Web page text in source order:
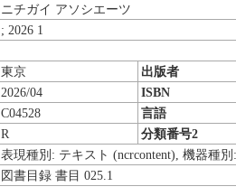
ニチガイ アソシエーツ
; 2026 1
東京
出版者
2026/04
ISBN
C04528
言語
R
分類番号2
表現種別: テキスト (ncrcontent), 機器種
図書目録 書目 025.1